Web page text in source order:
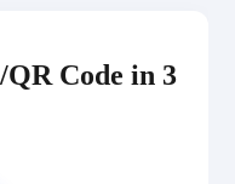
Code in 3